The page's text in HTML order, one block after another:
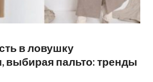
в ловушку
выбирая пальто: тренды